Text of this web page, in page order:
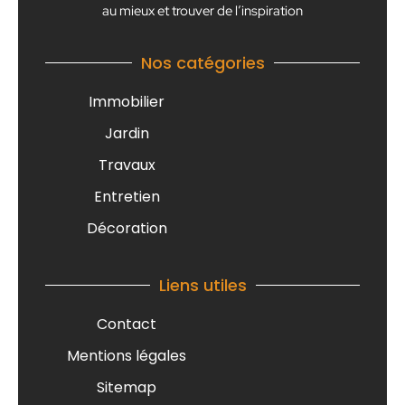
au mieux et trouver de l’inspiration
Nos catégories
Immobilier
Jardin
Travaux
Entretien
Décoration
Liens utiles
Contact
Mentions légales
Sitemap